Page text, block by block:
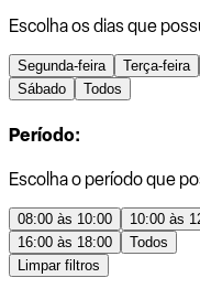
Escolha os dias que
Segunda-feira Terça-feira
Sábado
Todos
Período:
Escolha o período que
08:00 às 10:00 10:00 às
16:00 às 18:00
Todos
Limpar filtros